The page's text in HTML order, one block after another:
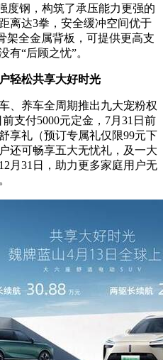
度钢，构筑了承压能力更强的
离达3拳，安全缓冲空间优于
架全金属背板，可提供更高支
有“后顾之忧”。
轻松共享大好时光
、养车全周期推出九大宠粉权
支付5000元定金，7月31日前
享礼（预订专属礼仅限99元下
还可畅享五大无忧礼，及一大
月31日，助力更多家庭用户无